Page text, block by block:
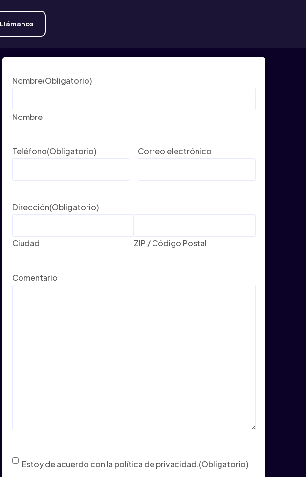
Llámanos
Nombre(Obligatorio)
Nombre
Teléfono(Obligatorio) Correo electrónico
Dirección(Obligatorio)
Ciudad ZIP / Código Postal
Comentario
Consentimiento (Obligatorio)
Estoy de acuerdo con la política de privacidad.(Obligatorio)